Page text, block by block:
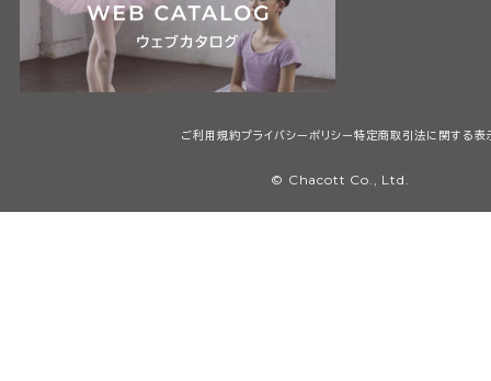
ご利用規約プライバシーポリシー特定商取引法に関する表
© Chacott Co., Ltd.